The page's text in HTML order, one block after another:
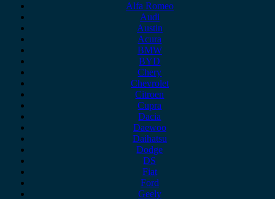
Alfa Romeo
Audi
Austin
Acura
BMW
BYD
Chery
Chevrolet
Citroen
Cupra
Dacia
Daewoo
Daihatsu
Dodge
DS
Fiat
Ford
Geely